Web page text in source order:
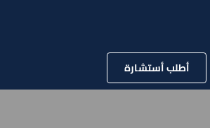
أطلب أستشارة